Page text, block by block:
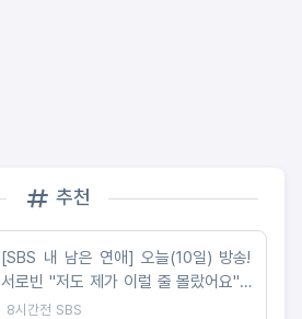
추천
[SBS 내 남은 연애] 오늘(10일) 방송!
서로빈 "저도 제가 이럴 줄 몰랐어요"…
MC들 일동 ‘입틀막’ 유발한 반전 선택
8시간전 SBS